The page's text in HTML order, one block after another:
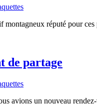
réputé pour ces
de partage
avions un nouveau